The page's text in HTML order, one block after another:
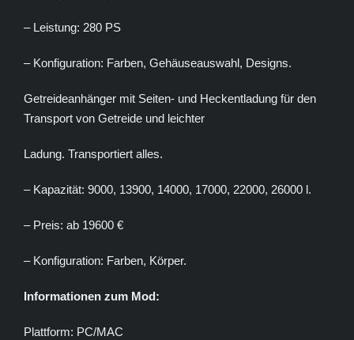
– Leistung: 280 PS
– Konfiguration: Farben, Gehäuseauswahl, Designs.
Getreideanhänger mit Seiten- und Heckentladung für den
Transport von Getreide und leichter
Ladung. Transportiert alles.
– Kapazität: 9000, 13900, 14000, 17000, 22000, 26000 l.
– Preis: ab 19600 €
– Konfiguration: Farben, Körper.
Informationen zum Mod:
Plattform: PC/MAC